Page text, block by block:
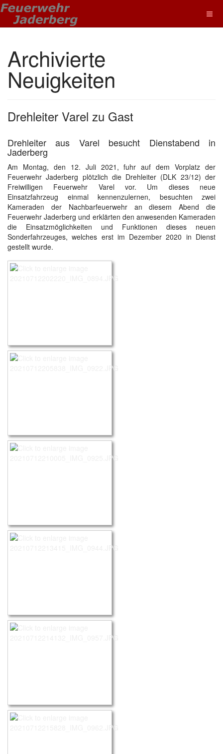
Archivierte
Neuigkeiten
Drehleiter Varel zu Gast
Drehleiter aus Varel besucht Dienstabend in
Jaderberg
Am Montag, den 12. Juli 2021, fuhr auf dem Vorplatz der
Feuerwehr Jaderberg plötzlich die Drehleiter (DLK 23/12) der
Freiwilligen Feuerwehr Varel vor. Um dieses neue
Einsatzfahrzeug einmal kennenzulernen, besuchten zwei
Kameraden der Nachbarfeuerwehr an diesem Abend die
Feuerwehr Jaderberg und erklärten den anwesenden Kameraden
die Einsatzmöglichkeiten und Funktionen dieses neuen
Sonderfahrzeuges, welches erst im Dezember 2020 in Dienst
gestellt wurde.